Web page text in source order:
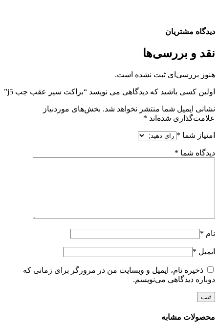
دیدگاه مشتریان
نقد و بررسی‌ها
هنوز بررسی‌ای ثبت نشده است.
اولین کسی باشید که دیدگاهی می نویسد “براکت سپر عقب چپ j5”
نشانی ایمیل شما منتشر نخواهد شد. بخش‌های موردنیاز
علامت‌گذاری شده‌اند *
امتیاز شما *
دیدگاه شما *
نام *
ایمیل *
ذخیره نام، ایمیل و وبسایت من در مرورگر برای زمانی که
دوباره دیدگاهی می‌نویسم.
محصولات مشابه